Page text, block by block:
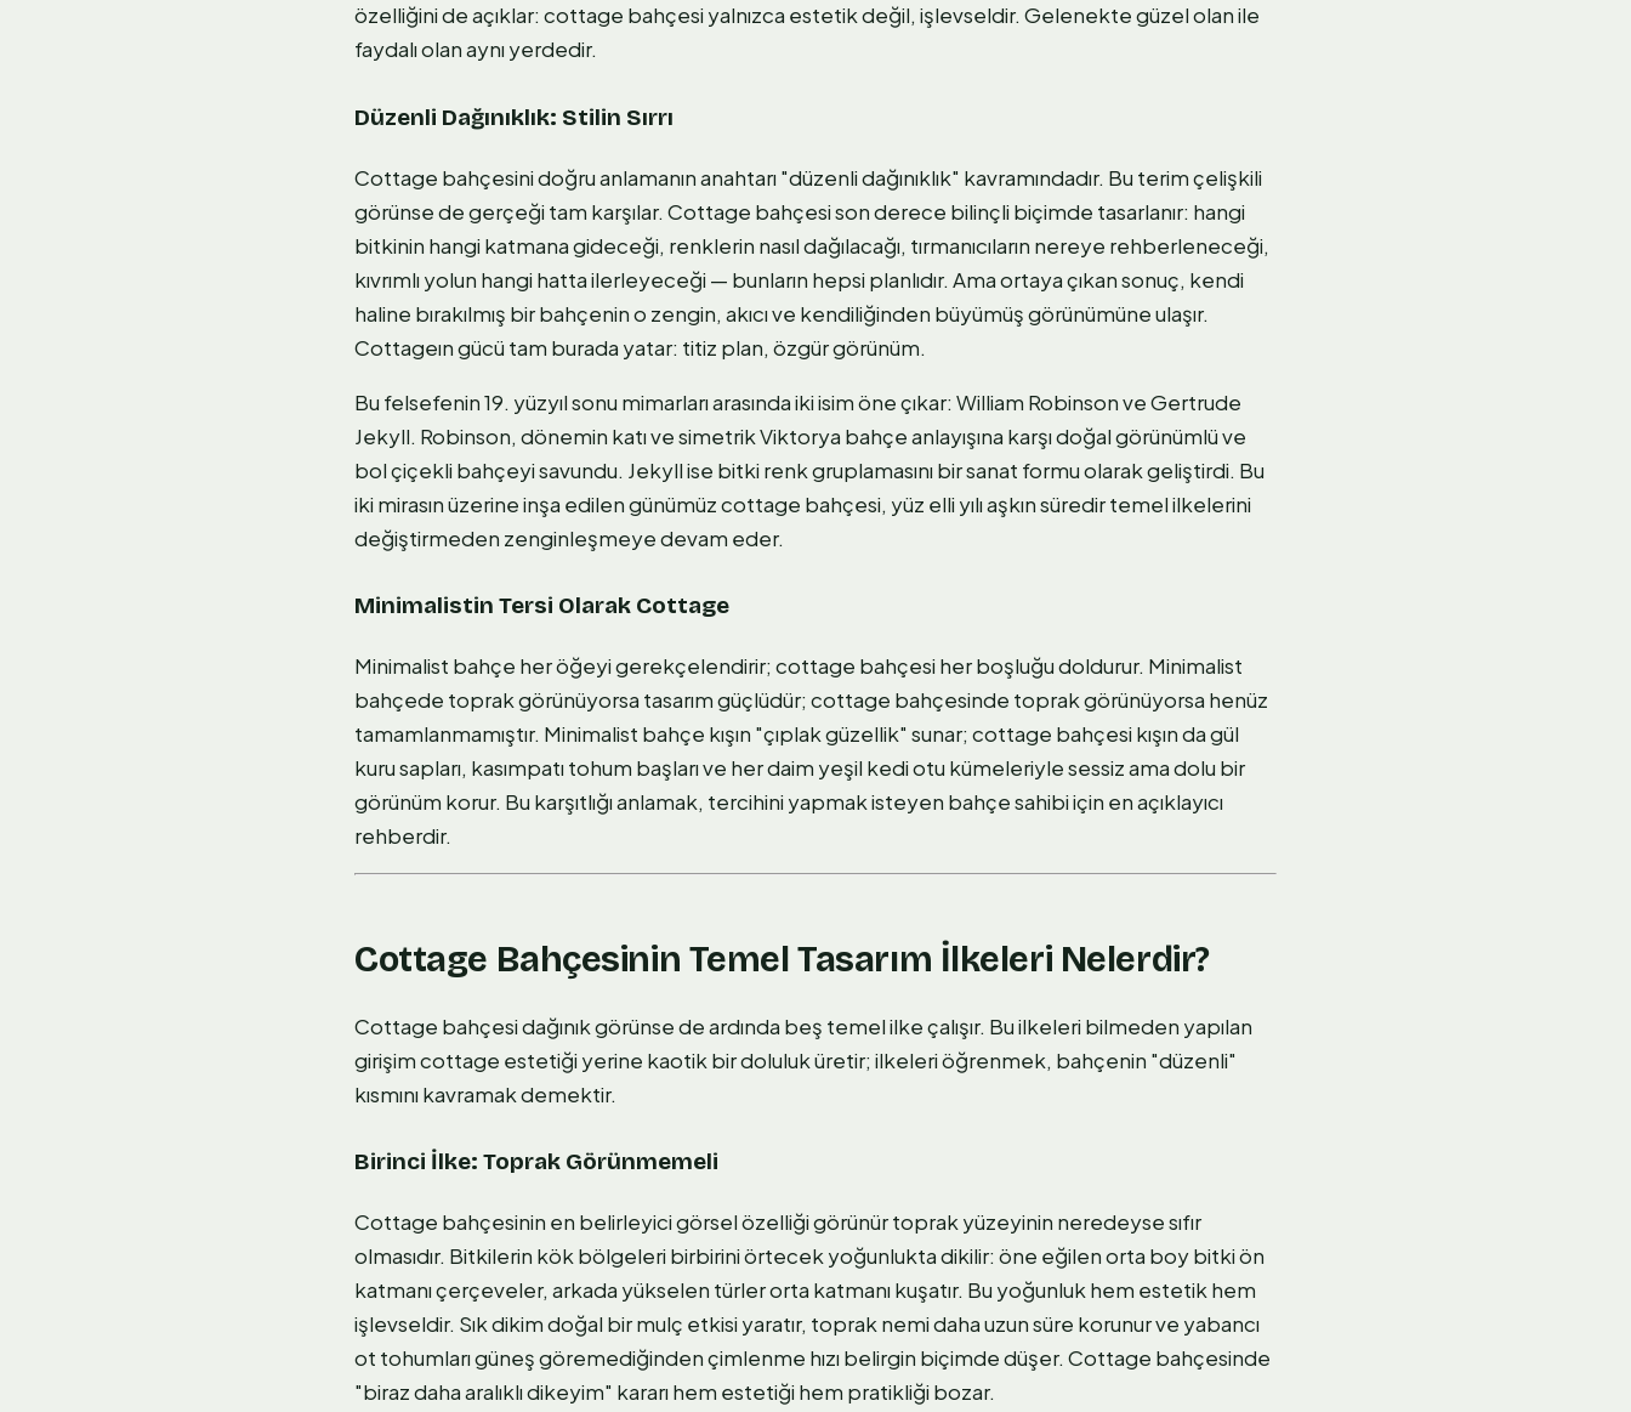
özelliğini de açıklar: cottage bahçesi yalnızca estetik değil, işlevseldir. Gelenekte güzel olan ile
faydalı olan aynı yerdedir.
Düzenli Dağınıklık: Stilin Sırrı
Cottage bahçesini doğru anlamanın anahtarı "düzenli dağınıklık" kavramındadır. Bu terim çelişkili
görünse de gerçeği tam karşılar. Cottage bahçesi son derece bilinçli biçimde tasarlanır: hangi
bitkinin hangi katmana gideceği, renklerin nasıl dağılacağı, tırmanıcıların nereye rehberleneceği,
kıvrımlı yolun hangi hatta ilerleyeceği — bunların hepsi planlıdır. Ama ortaya çıkan sonuç, kendi
haline bırakılmış bir bahçenin o zengin, akıcı ve kendiliğinden büyümüş görünümüne ulaşır.
Cottageın gücü tam burada yatar: titiz plan, özgür görünüm.
Bu felsefenin 19. yüzyıl sonu mimarları arasında iki isim öne çıkar: William Robinson ve Gertrude
Jekyll. Robinson, dönemin katı ve simetrik Viktorya bahçe anlayışına karşı doğal görünümlü ve
bol çiçekli bahçeyi savundu. Jekyll ise bitki renk gruplamasını bir sanat formu olarak geliştirdi. Bu
iki mirasın üzerine inşa edilen günümüz cottage bahçesi, yüz elli yılı aşkın süredir temel ilkelerini
değiştirmeden zenginleşmeye devam eder.
Minimalistin Tersi Olarak Cottage
Minimalist bahçe her öğeyi gerekçelendirir; cottage bahçesi her boşluğu doldurur. Minimalist
bahçede toprak görünüyorsa tasarım güçlüdür; cottage bahçesinde toprak görünüyorsa henüz
tamamlanmamıştır. Minimalist bahçe kışın "çıplak güzellik" sunar; cottage bahçesi kışın da gül
kuru sapları, kasımpatı tohum başları ve her daim yeşil kedi otu kümeleriyle sessiz ama dolu bir
görünüm korur. Bu karşıtlığı anlamak, tercihini yapmak isteyen bahçe sahibi için en açıklayıcı
rehberdir.
Cottage Bahçesinin Temel Tasarım İlkeleri Nelerdir?
Cottage bahçesi dağınık görünse de ardında beş temel ilke çalışır. Bu ilkeleri bilmeden yapılan
girişim cottage estetiği yerine kaotik bir doluluk üretir; ilkeleri öğrenmek, bahçenin "düzenli"
kısmını kavramak demektir.
Birinci İlke: Toprak Görünmemeli
Cottage bahçesinin en belirleyici görsel özelliği görünür toprak yüzeyinin neredeyse sıfır
olmasıdır. Bitkilerin kök bölgeleri birbirini örtecek yoğunlukta dikilir: öne eğilen orta boy bitki ön
katmanı çerçeveler, arkada yükselen türler orta katmanı kuşatır. Bu yoğunluk hem estetik hem
işlevseldir. Sık dikim doğal bir mulç etkisi yaratır, toprak nemi daha uzun süre korunur ve yabancı
ot tohumları güneş göremediğinden çimlenme hızı belirgin biçimde düşer. Cottage bahçesinde
"biraz daha aralıklı dikeyim" kararı hem estetiği hem pratikliği bozar.